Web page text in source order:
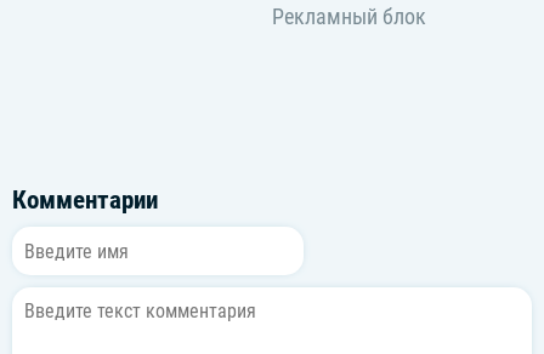
Комментарии